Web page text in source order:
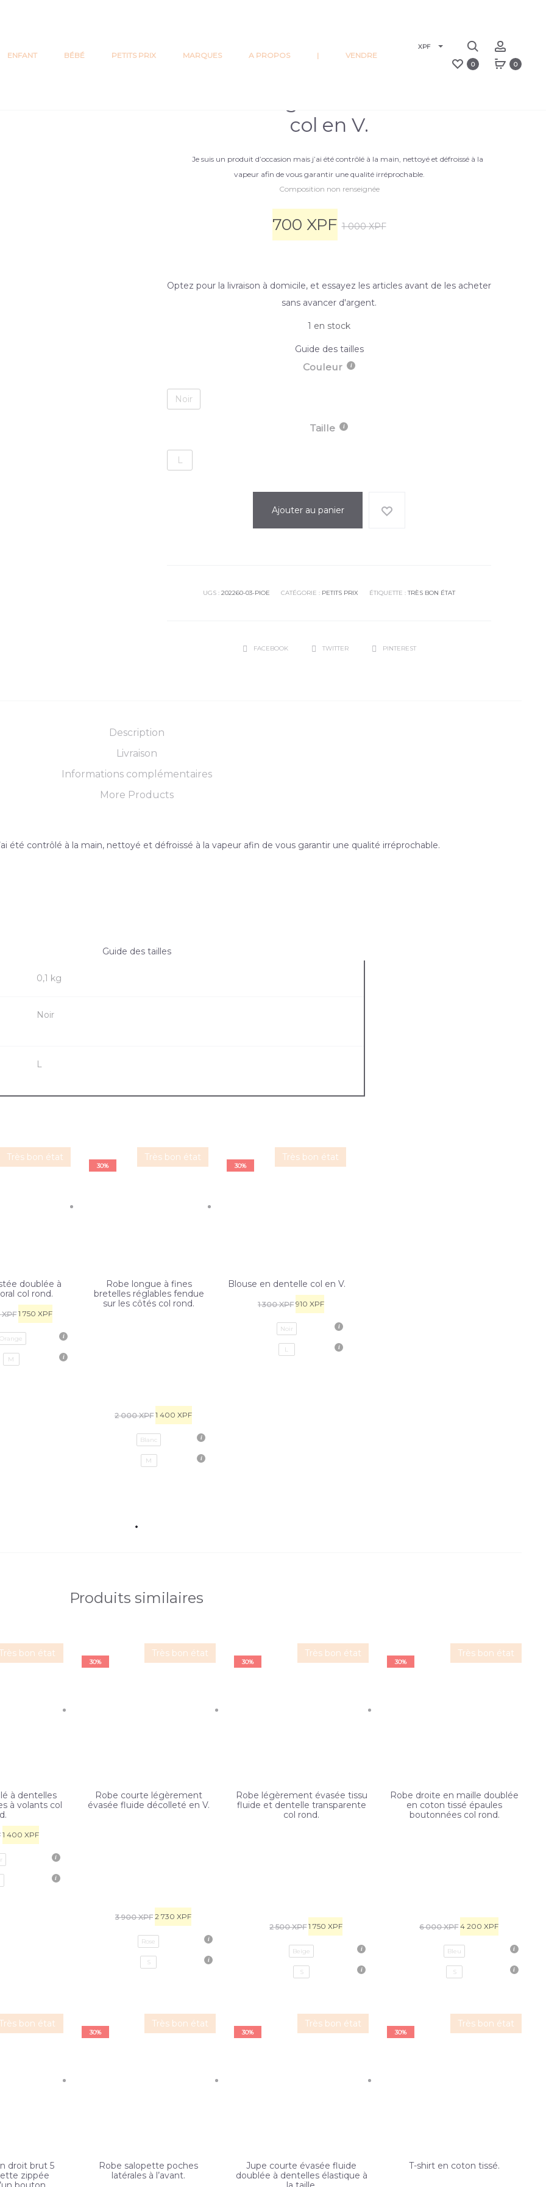
ENFANT BÉBÉ PETITS PRIX MARQUES A PROPOS | VENDRE
XPF
0 0
Très bon état
Débardeur fluide doublée à fines
col en V.
Je suis un produit d’occasion mais j’ai été contrôlé à la main, nettoyé et défroissé à la
vapeur afin de vous garantir une qualité irréprochable.
Composition non renseignée
1 000XPF
700 XPF
Optez pour la livraison à domicile, et essayez les articles avant de les acheter
sans avancer d'argent.
1 en stock
Guide des tailles
Couleur
Noir
Taille
L
Ajouter au panier
UGS : 202260-03-PIOE CATÉGORIE : PETITS PRIX ÉTIQUETTE :TRÈS BON ÉTAT
FACEBOOK TWITTER PINTEREST
Description
Livraison
Informations complémentaires
More Products
été contrôlé à la main, nettoyé et défroissé à la vapeur afin de vous garantir une qualité irréprochable.
Guide des tailles
0,1 kg
Noir
L
Très bon état
doublée à
col rond.
XPF 1 750 XPF
Orange
M
Très bon état
30%
Robe longue à fines
bretelles réglables fendue
sur les côtés col rond.
2 000XPF 1 400 XPF
Blanc
M
Très bon état
30%
Blouse en dentelle col en V.
1 300XPF 910 XPF
Noir
L
Produits similaires
bon état
à dentelles
à volants col
1 400XPF
Très bon état
30%
Robe courte légèrement
évasée fluide décolleté en V.
3 900XPF 2 730 XPF
Rose
S
Très bon état
30%
Robe légèrement évasée tissu
fluide et dentelle transparente
col rond.
2 500XPF 1 750XPF
Beige
S
Très bon état
30%
Robe droite en maille doublée
en coton tissé épaules
boutonnées col rond.
6 000XPF 4 200XPF
Bleu
S
bon état
droit brut 5
zippée
Très bon état
30%
Robe salopette poches
latérales à l’avant.
Très bon état
30%
Jupe courte évasée fluide
doublée à dentelles élastique à
Très bon état
30%
T-shirt en coton tissé.